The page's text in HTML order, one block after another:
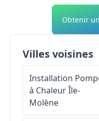
Obtenir
Villes voisines
Installation
à ChaleurÎle-
Molène